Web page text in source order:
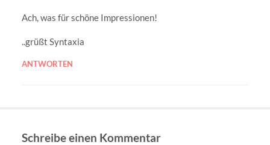
Ach, was für schöne Impressionen!
..grüßt Syntaxia
ANTWORTEN
Schreibe einen Kommentar